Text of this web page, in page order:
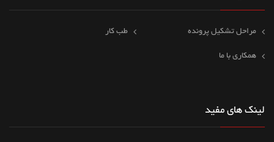
مراحل تشکیل پرونده طب کار
همکاری با ما
لینک های مفید